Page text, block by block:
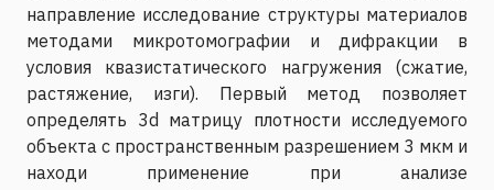
направление исследование структуры материалов
методами микротомографии и дифракции в
условия квазистатического нагружения (сжатие,
растяжение, изги). Первый метод позволяет
определять 3d матрицу плотности исследуемого
объекта с пространственным разрешением 3 мкм и
находи применение при анализе